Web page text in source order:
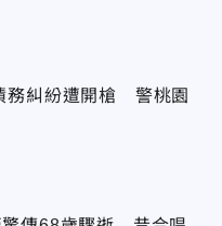
務糾紛遭開槍 警桃園